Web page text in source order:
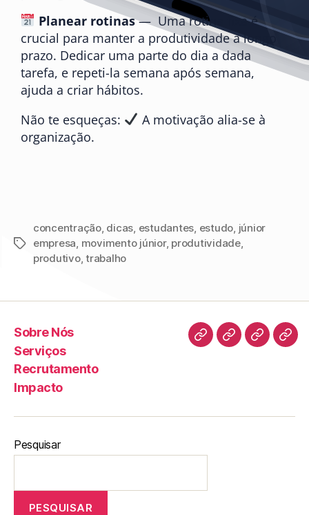
Planear rotinas— Uma rotina fixa é
crucial para manter a produtividade a longo
prazo. Dedicar uma parte do dia a dada
tarefa, e repeti-la semana após semana,
ajuda a criar hábitos.
Não te esqueças:
A motivação alia-se à
organização.
concentração, dicas estudantes estudo júnior
empresa movimento júnior, produtividade,
produtivo,trabalho
Sobre Nós
Serviços
Recrutamento
Impacto
Pesquisar
PESQUISAR